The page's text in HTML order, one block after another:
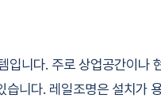
입니다. 주로 상업공간이나
니다. 레일조명은 설치가